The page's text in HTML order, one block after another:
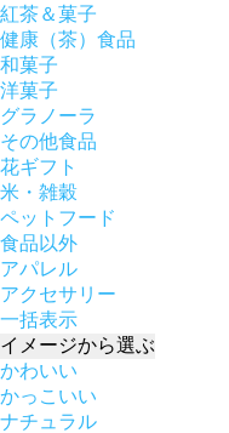
紅茶＆菓子
健康（茶）食品
和菓子
洋菓子
グラノーラ
その他食品
花ギフト
米・雑穀
ペットフード
食品以外
アパレル
アクセサリー
一括表示
イメージから選ぶ
かわいい
かっこいい
ナチュラル